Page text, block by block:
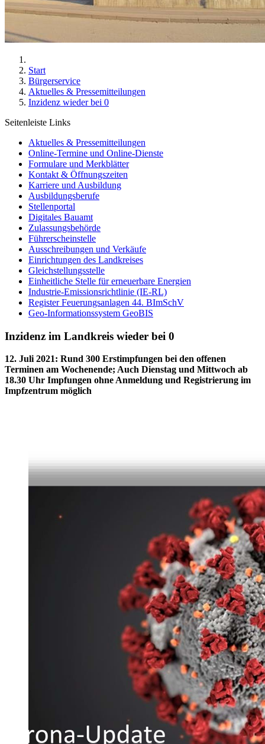
Start
Bürgerservice
Aktuelles & Pressemitteilungen
Inzidenz wieder bei 0
Seitenleiste Links
Aktuelles & Pressemitteilungen
Online-Termine und Online-Dienste
Formulare und Merkblätter
Kontakt & Öffnungszeiten
Karriere und Ausbildung
Ausbildungsberufe
Stellenportal
Digitales Bauamt
Zulassungsbehörde
Führerscheinstelle
Ausschreibungen und Verkäufe
Einrichtungen des Landkreises
Gleichstellungsstelle
Einheitliche Stelle für erneuerbare Energien
Industrie-Emissionsrichtlinie (IE-RL)
Register Feuerungsanlagen 44. BImSchV
Geo-Informationssystem GeoBIS
Inzidenz im Landkreis wieder bei 0
12. Juli 2021: Rund 300 Erstimpfungen bei den offenen
Terminen am Wochenende; Auch Dienstag und Mittwoch ab
18.30 Uhr Impfungen ohne Anmeldung und Registrierung im
Impfzentrum möglich